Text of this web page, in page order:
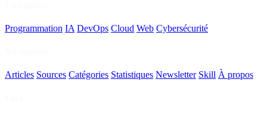
Programmation IA DevOps Cloud Web Cybersécurité
Articles Sources Catégories Statistiques Newsletter Skill À propos